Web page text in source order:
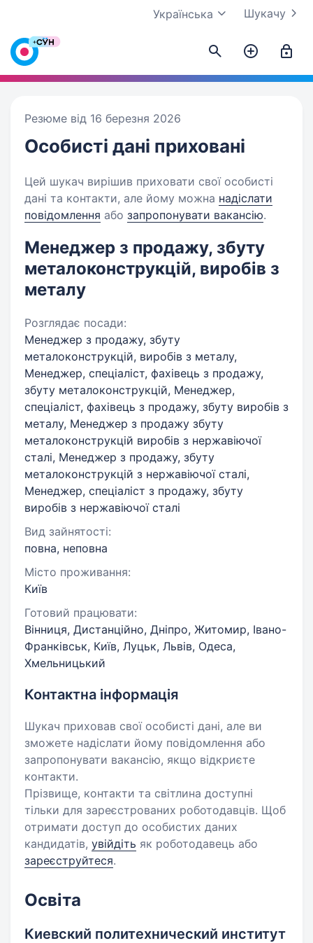
Шукачу
Українська
Резюме від 16 березня 2026
Особисті дані приховані
Цей шукач вирішив приховати свої особисті
дані та контакти, але йому можна надіслати
повідомлення або запропонувати вакансію.
Менеджер з продажу, збуту
металоконструкцiй, виробiв з
металу
Розглядає посади:
Менеджер з продажу, збуту
металоконструкцiй, виробiв з металу,
Менеджер, спеціаліст, фахівець з продажу,
збуту металоконструкцiй, Менеджер,
спеціаліст, фахівець з продажу, збуту виробiв з
металу, Менеджер з продажу збуту
металоконструкцiй виробiв з нержавiючої
сталі, Менеджер з продажу, збуту
металоконструкцій з нержавіючої сталі,
Менеджер, спеціаліст з продажу, збуту
виробів з нержавіючої сталі
Вид зайнятості:
повна, неповна
Місто проживання:
Київ
Готовий працювати:
Вінниця, Дистанційно, Дніпро, Житомир, Івано-
Франківськ, Київ, Луцьк, Львів, Одеса,
Хмельницький
Контактна інформація
Шукач приховав свої особисті дані, але ви
зможете надіслати йому повідомлення або
запропонувати вакансію, якщо відкриєте
контакти.
Прізвище, контакти та світлина доступні
тільки для зареєстрованих роботодавців. Щоб
отримати доступ до особистих даних
кандидатів, увійдіть як роботодавець або
зареєструйтеся.
Освіта
Киевский политехнический институт